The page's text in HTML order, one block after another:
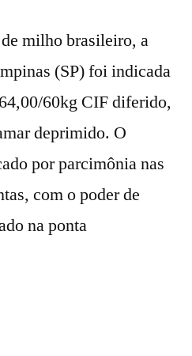
milho brasileiro, a
(SP) foi indicada
60kg CIF diferido,
deprimido. O
por parcimônia nas
com o poder de
na ponta